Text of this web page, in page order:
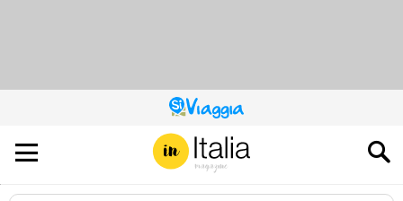
QUESTO
SITO
CONTRIBUISCE
ALL’AUDIENCE
DI